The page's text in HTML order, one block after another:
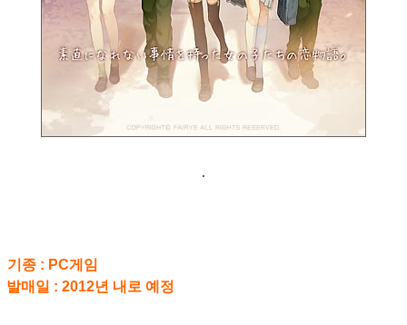
기종 : PC게임
발매일 : 2012년 내로 예정